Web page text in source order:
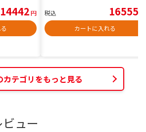
14442円
税込 16555
カートに入れる
カテゴリをもっと見る
ュー